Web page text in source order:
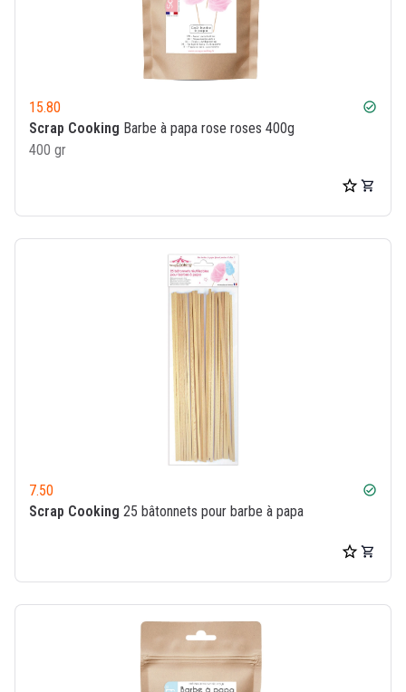
15.80 check_circle
Scrap Cooking Barbe à papa rose roses 400g
400 gr
7.50 check_circle
Scrap Cooking 25 bâtonnets pour barbe à papa